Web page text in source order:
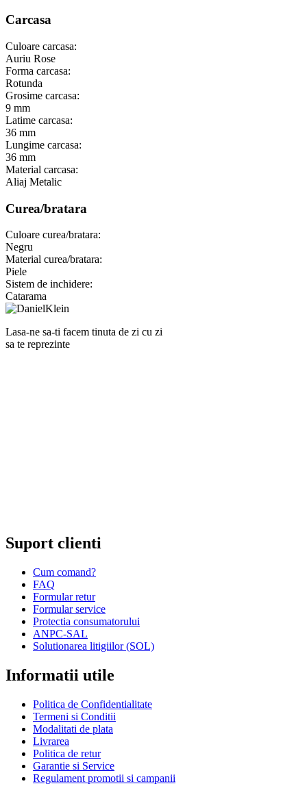
Carcasa
Culoare carcasa:
Auriu Rose
Forma carcasa:
Rotunda
Grosime carcasa:
9 mm
Latime carcasa:
36 mm
Lungime carcasa:
36 mm
Material carcasa:
Aliaj Metalic
Curea/bratara
Culoare curea/bratara:
Negru
Material curea/bratara:
Piele
Sistem de inchidere:
Catarama
Lasa-ne sa-ti facem tinuta de zi cu zi
sa te reprezinte
Suport clienti
Cum comand?
FAQ
Formular retur
Formular service
Protectia consumatorului
ANPC-SAL
Solutionarea litigiilor (SOL)
Informatii utile
Politica de Confidentialitate
Termeni si Conditii
Modalitati de plata
Livrarea
Politica de retur
Garantie si Service
Regulament promotii si campanii